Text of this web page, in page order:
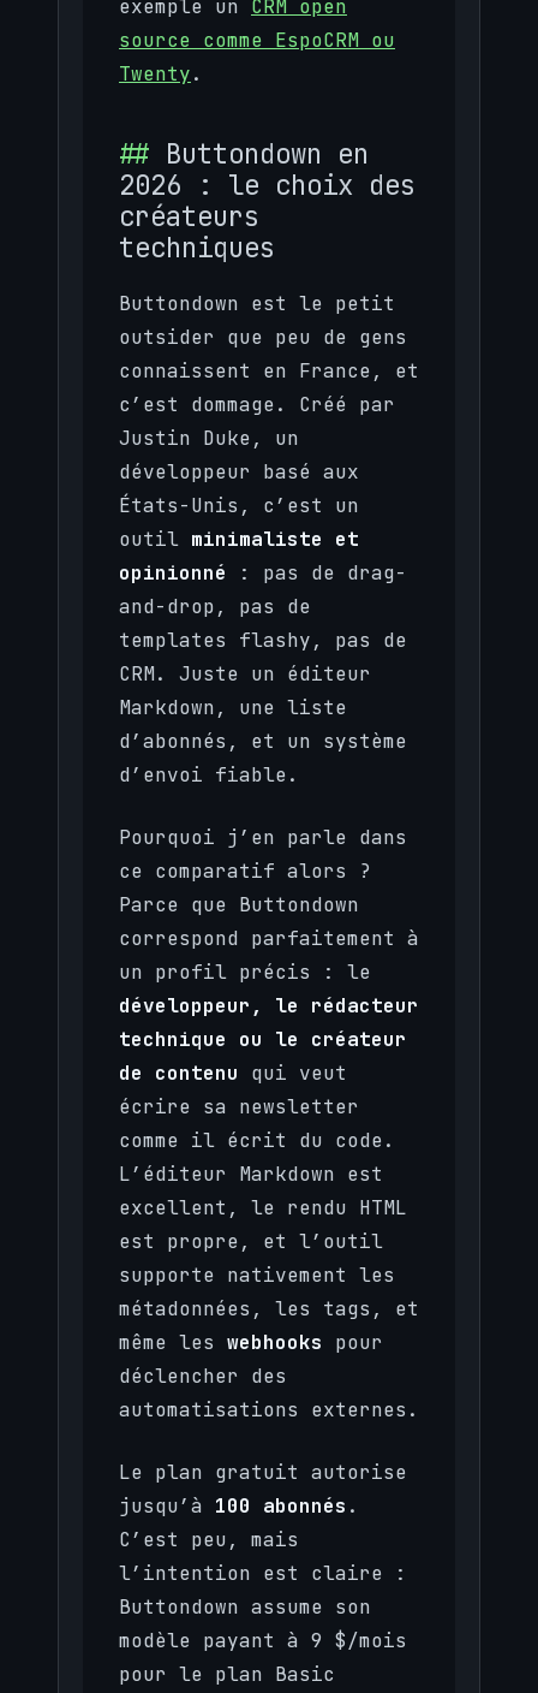
exemple un CRM open
source comme EspoCRM ou
Twenty.
Buttondown en
2026 : le choix des
créateurs
techniques
Buttondown est le petit
outsider que peu de gens
connaissent en France, et
c’est dommage. Créé par
Justin Duke, un
développeur basé aux
États-Unis, c’est un
outil minimaliste et
opinionné : pas de drag-
and-drop, pas de
templates flashy, pas de
CRM. Juste un éditeur
Markdown, une liste
d’abonnés, et un système
d’envoi fiable.
Pourquoi j’en parle dans
ce comparatif alors ?
Parce que Buttondown
correspond parfaitement à
un profil précis : le
développeur, le rédacteur
technique ou le créateur
de contenu qui veut
écrire sa newsletter
comme il écrit du code.
L’éditeur Markdown est
excellent, le rendu HTML
est propre, et l’outil
supporte nativement les
métadonnées, les tags, et
même les webhooks pour
déclencher des
automatisations externes.
Le plan gratuit autorise
jusqu’à 100 abonnés .
C’est peu, mais
l’intention est claire :
Buttondown assume son
modèle payant à 9 $/mois
pour le plan Basic